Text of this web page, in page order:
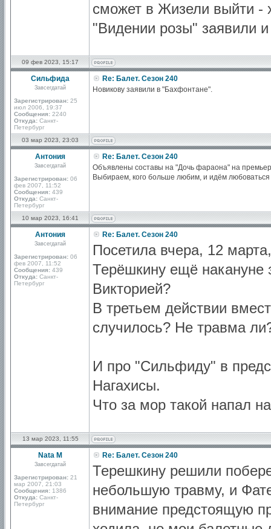
сможет в Жизели выйти -
"Видении розы" заявили
09 фев 2023, 15:17
Сильфида
Завсегдатай
Зарегистрирован: 25
июл 2006, 19:37
Сообщения: 2240
Откуда: Санкт-
Петербург
Re: Балет. Сезон 240
Новикову заявили в "Бахфонтане".
03 мар 2023, 23:03
Антония
Завсегдатай
Зарегистрирован: 06
фев 2007, 11:52
Сообщения: 439
Откуда: Санкт-
Петербург
Re: Балет. Сезон 240
Объявлены составы на "Дочь фараона" на
Выбираем, кого больше любим, и идём любоваться
10 мар 2023, 16:41
Антония
Завсегдатай
Зарегистрирован: 06
фев 2007, 11:52
Сообщения: 439
Откуда: Санкт-
Петербург
Re: Балет. Сезон 240
Посетила вчера, 12
Терёшкину ещё накануне
Викторией?
В третьем действии
случилось? Не травма
И про "Сильфиду" в
Нагахисы.
Что за мор такой напал
13 мар 2023, 11:55
Nata M
Завсегдатай
Зарегистрирован: 21
мар 2007, 21:03
Сообщения: 1386
Откуда: Санкт-
Петербург
Re: Балет. Сезон 240
Терешкину решили
небольшую травму, и
внимание предстоящую